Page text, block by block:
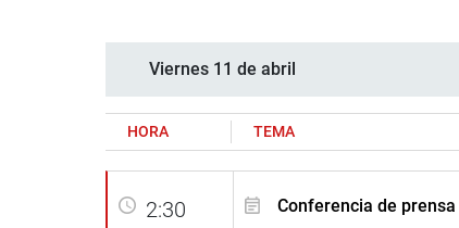
Viernes 11 de abril
HORA TEMA
2:30
Conferencia de prensa